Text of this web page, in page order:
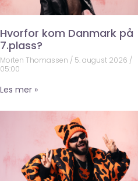
Hvorfor kom Danmark på
7.plass?
Morten Thomassen
5. august 2026
05:00
Les mer »